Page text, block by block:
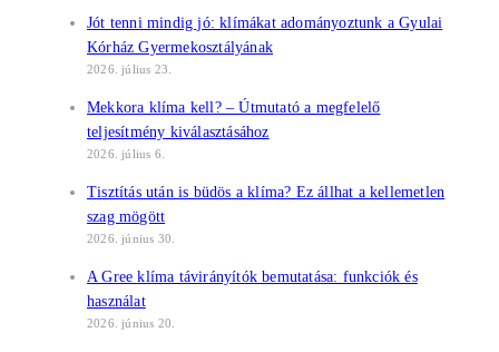
Jót tenni mindig jó: klímákat adományoztunk a Gyulai
Kórház Gyermekosztályának
2026. július 23.
Mekkora klíma kell? – Útmutató a megfelelő
teljesítmény kiválasztásához
2026. július 6.
Tisztítás után is büdös a klíma? Ez állhat a kellemetlen
szag mögött
2026. június 30.
A Gree klíma távirányítók bemutatása: funkciók és
használat
2026. június 20.